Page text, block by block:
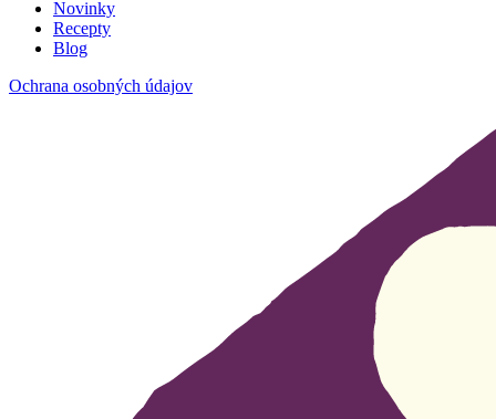
Novinky
Recepty
Blog
Ochrana osobných údajov